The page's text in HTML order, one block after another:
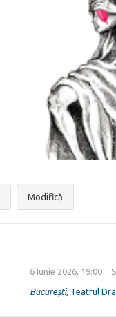
Modifică
6 Iunie 2026, 19:00
Bucureşti, Teatrul